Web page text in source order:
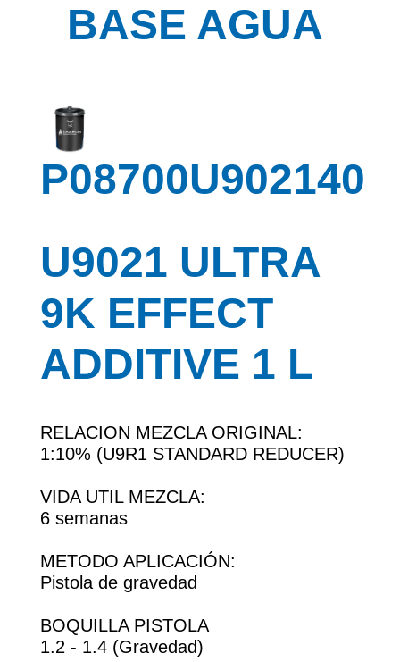
BASE AGUA
P08700U902140
U9021 ULTRA
9K EFFECT
ADDITIVE 1 L
RELACION MEZCLA ORIGINAL:
1:10% (U9R1 STANDARD REDUCER)
VIDA UTIL MEZCLA:
6 semanas
METODO APLICACIÓN:
Pistola de gravedad
BOQUILLA PISTOLA
1.2 - 1.4 (Gravedad)